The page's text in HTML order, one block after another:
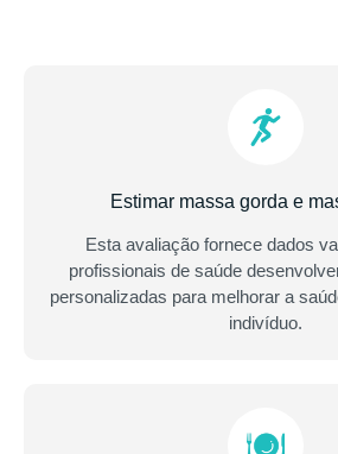
Estimar massa gorda e
Esta avaliação fornece dados
profissionais de saúde
personalizadas para melhorar a
indivíduo.